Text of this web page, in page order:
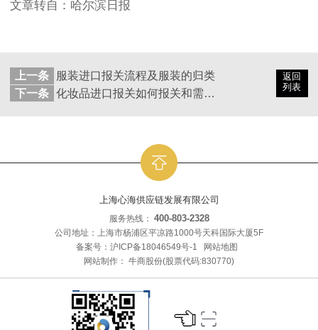
文章转自：哈尔滨日报
返回
列表
上一条
服装进口报关流程及服装的归类
下一条
化妆品进口报关如何报关和需要的材料
上海心海供应链发展有限公司
服务热线： 400-803-2328
公司地址：上海市杨浦区平凉路1000号天科国际大厦5F
备案号： 沪ICP备18046549号-1
网站地图
网站制作： 牛商股份(股票代码:830770)